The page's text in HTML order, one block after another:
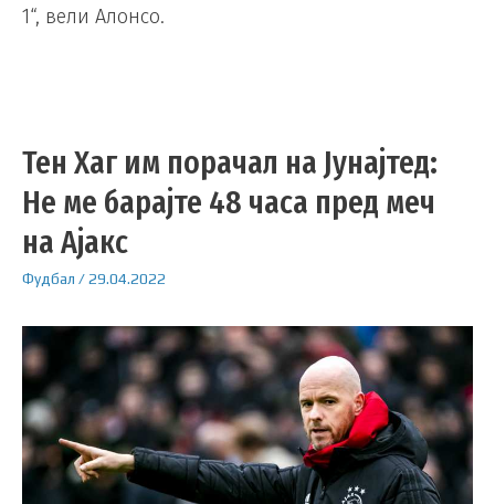
1“, вели Алонсо.
Тен Хаг им порачал на Јунајтед:
Не ме барајте 48 часа пред меч
на Ајакс
Фудбал /29.04.2022